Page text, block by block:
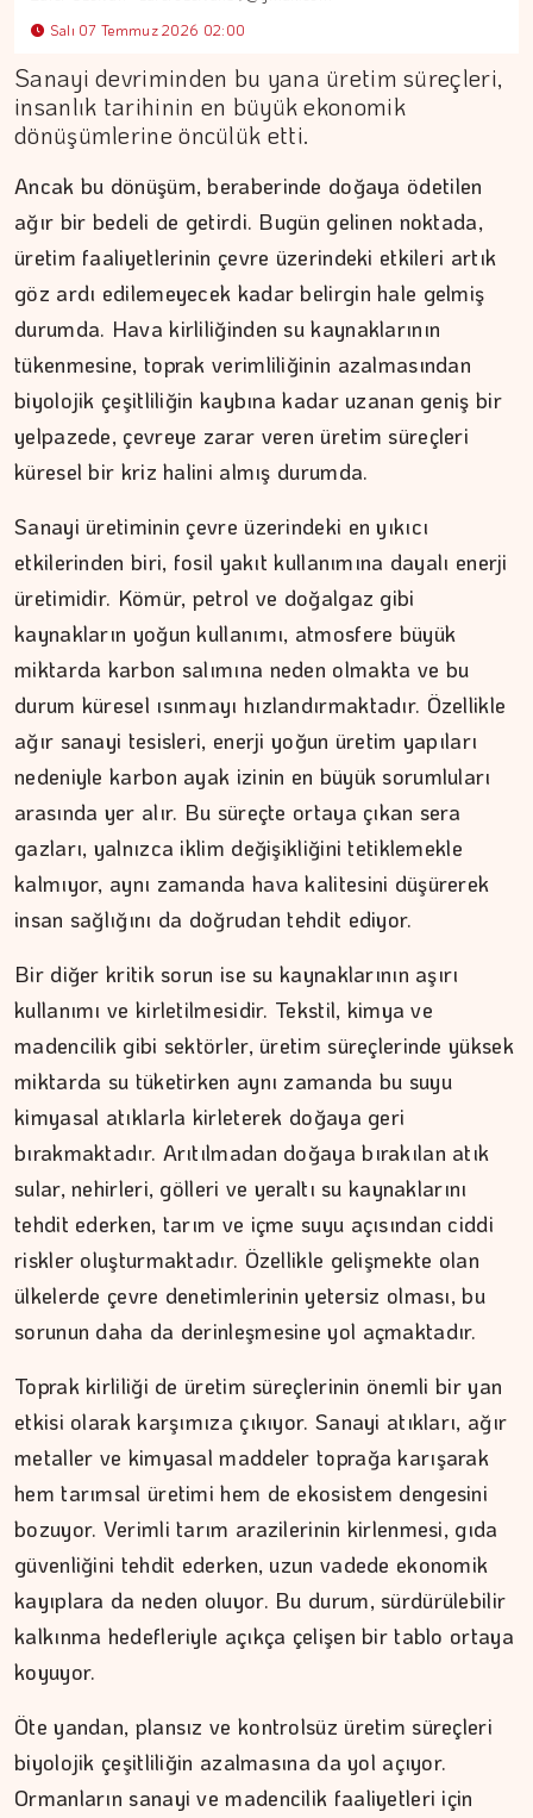
Salı 07 Temmuz 2026 02:00
Sanayi devriminden bu yana üretim süreçleri,
insanlık tarihinin en büyük ekonomik
dönüşümlerine öncülük etti.
Ancak bu dönüşüm, beraberinde doğaya ödetilen
ağır bir bedeli de getirdi. Bugün gelinen noktada,
üretim faaliyetlerinin çevre üzerindeki etkileri artık
göz ardı edilemeyecek kadar belirgin hale gelmiş
durumda. Hava kirliliğinden su kaynaklarının
tükenmesine, toprak verimliliğinin azalmasından
biyolojik çeşitliliğin kaybına kadar uzanan geniş bir
yelpazede, çevreye zarar veren üretim süreçleri
küresel bir kriz halini almış durumda.
Sanayi üretiminin çevre üzerindeki en yıkıcı
etkilerinden biri, fosil yakıt kullanımına dayalı enerji
üretimidir. Kömür, petrol ve doğalgaz gibi
kaynakların yoğun kullanımı, atmosfere büyük
miktarda karbon salımına neden olmakta ve bu
durum küresel ısınmayı hızlandırmaktadır. Özellikle
ağır sanayi tesisleri, enerji yoğun üretim yapıları
nedeniyle karbon ayak izinin en büyük sorumluları
arasında yer alır. Bu süreçte ortaya çıkan sera
gazları, yalnızca iklim değişikliğini tetiklemekle
kalmıyor, aynı zamanda hava kalitesini düşürerek
insan sağlığını da doğrudan tehdit ediyor.
Bir diğer kritik sorun ise su kaynaklarının aşırı
kullanımı ve kirletilmesidir. Tekstil, kimya ve
madencilik gibi sektörler, üretim süreçlerinde yüksek
miktarda su tüketirken aynı zamanda bu suyu
kimyasal atıklarla kirleterek doğaya geri
bırakmaktadır. Arıtılmadan doğaya bırakılan atık
sular, nehirleri, gölleri ve yeraltı su kaynaklarını
tehdit ederken, tarım ve içme suyu açısından ciddi
riskler oluşturmaktadır. Özellikle gelişmekte olan
ülkelerde çevre denetimlerinin yetersiz olması, bu
sorunun daha da derinleşmesine yol açmaktadır.
Toprak kirliliği de üretim süreçlerinin önemli bir yan
etkisi olarak karşımıza çıkıyor. Sanayi atıkları, ağır
metaller ve kimyasal maddeler toprağa karışarak
hem tarımsal üretimi hem de ekosistem dengesini
bozuyor. Verimli tarım arazilerinin kirlenmesi, gıda
güvenliğini tehdit ederken, uzun vadede ekonomik
kayıplara da neden oluyor. Bu durum, sürdürülebilir
kalkınma hedefleriyle açıkça çelişen bir tablo ortaya
koyuyor.
Öte yandan, plansız ve kontrolsüz üretim süreçleri
biyolojik çeşitliliğin azalmasına da yol açıyor.
Ormanların sanayi ve madencilik faaliyetleri için
MEZİN DEDEYİ
194 yıl yaşayacakmışız...…
DR. TANER EKİNCİ
Nefes, agni ve içsel denge